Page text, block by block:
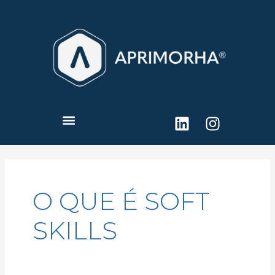
Menu Linkedin
O QUE É SOFT
SKILLS